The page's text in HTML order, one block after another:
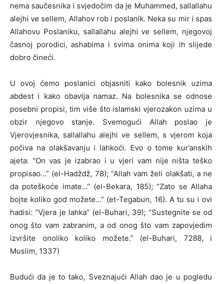
nema saučesnika i svjedočim da je Muhammed, sallallahu
alejhi ve sellem, Allahov rob i poslanik. Neka su mir i spas
Allahovu Poslaniku, sallallahu alejhi ve sellem, njegovoj
časnoj porodici, ashabima i svima onima koji ih slijede
dobro čineći.
U ovoj ćemo poslanici objasniti kako bolesnik uzima
abdest i kako obavlja namaz. Na bolesnika se odnose
posebni propisi, tim više što islamski vjerozakon uzima u
obzir njegovo stanje. Svemogući Allah poslao je
Vjerovjesnika, sallallahu alejhi ve sellem, s vjerom koja
počiva na olakšavanju i lahkoći. Evo o tome kur’anskih
ajeta: “On vas je izabrao i u vjeri vam nije ništa teško
propisao…” (el-Hadždž, 78); “Allah vam želi olakšati, a ne
da poteškoće imate…” (el-Bekara, 185); “Zato se Allaha
bojte koliko god možete…” (et-Tegabun, 16). A tu su i ovi
hadisi: “Vjera je lahka” (el-Buhari, 39); “Sustegnite se od
onog što vam zabranim, a od onog što vam zapovjedim
izvršite onoliko koliko možete.” (el-Buhari, 7288, i
Muslim, 1337)
Budući da je to tako, Sveznajući Allah dao je u pogledu